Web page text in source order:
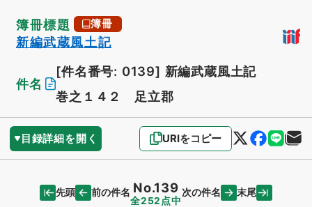
簿冊標題 簿冊
新編武蔵風土記
件名
[件名番号: 0139] 新編武蔵風土記
巻之１４２ 足立郡
目録詳細を開く URIをコピー
先頭 前の件名 No.139
全252点中
次の件名 末尾